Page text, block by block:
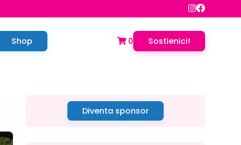
Shop 0 Sostienici!
Diventa sponsor